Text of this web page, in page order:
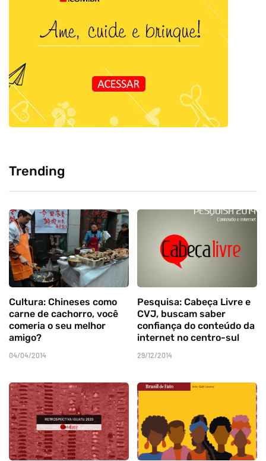
Trending
Cultura: Chineses como
carne de cachorro, você
comeria o seu melhor
amigo?
04/04/2014
Pesquisa: Cabeça Livre e
CVJ, buscam saber
confiança do conteúdo da
internet no centro-sul
29/12/2014